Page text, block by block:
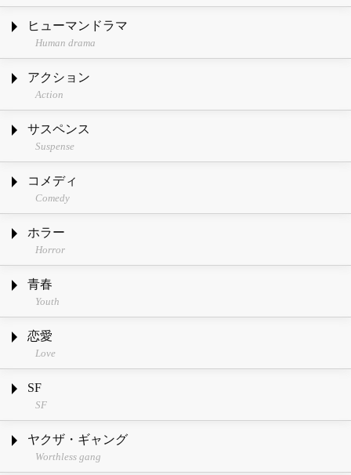
ヒューマンドラマ
Human drama
アクション
Action
サスペンス
Suspense
コメディ
Comedy
ホラー
Horror
青春
Youth
恋愛
Love
SF
SF
ヤクザ・ギャング
Worthless gang